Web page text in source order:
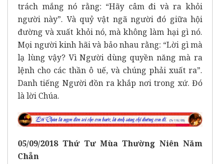
trách mắng nó rằng: “Hãy câm đi và ra khỏi
người này”. Và quỷ vật ngã người đó giữa hội
đường và xuất khỏi nó, mà không làm hại gì nó.
Mọi người kinh hãi và bảo nhau rằng: “Lời gì mà
lạ lùng vậy? Vì Người dùng quyền năng mà ra
lệnh cho các thần ô uế, và chúng phải xuất ra”.
Danh tiếng Người đồn ra khắp nơi trong xứ. Đó
là lời Chúa.
05/09/2018 Thứ TưMùa Thường Niên Năm
Chẵn